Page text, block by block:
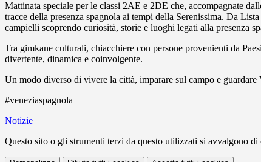
Mattinata speciale per le classi 2AE e 2DE che, accompagnate
tracce della presenza spagnola ai tempi della Serenissima. Da
campielli scoprendo curiosità, storie e luoghi legati alla presenza
Tra gimkane culturali, chiacchiere con persone provenienti da
divertente, dinamica e coinvolgente.
Un modo diverso di vivere la città, imparare sul campo e guardare
#veneziaspagnola
Notizie
Questo sito o gli strumenti terzi da questo utilizzati si avvalgono